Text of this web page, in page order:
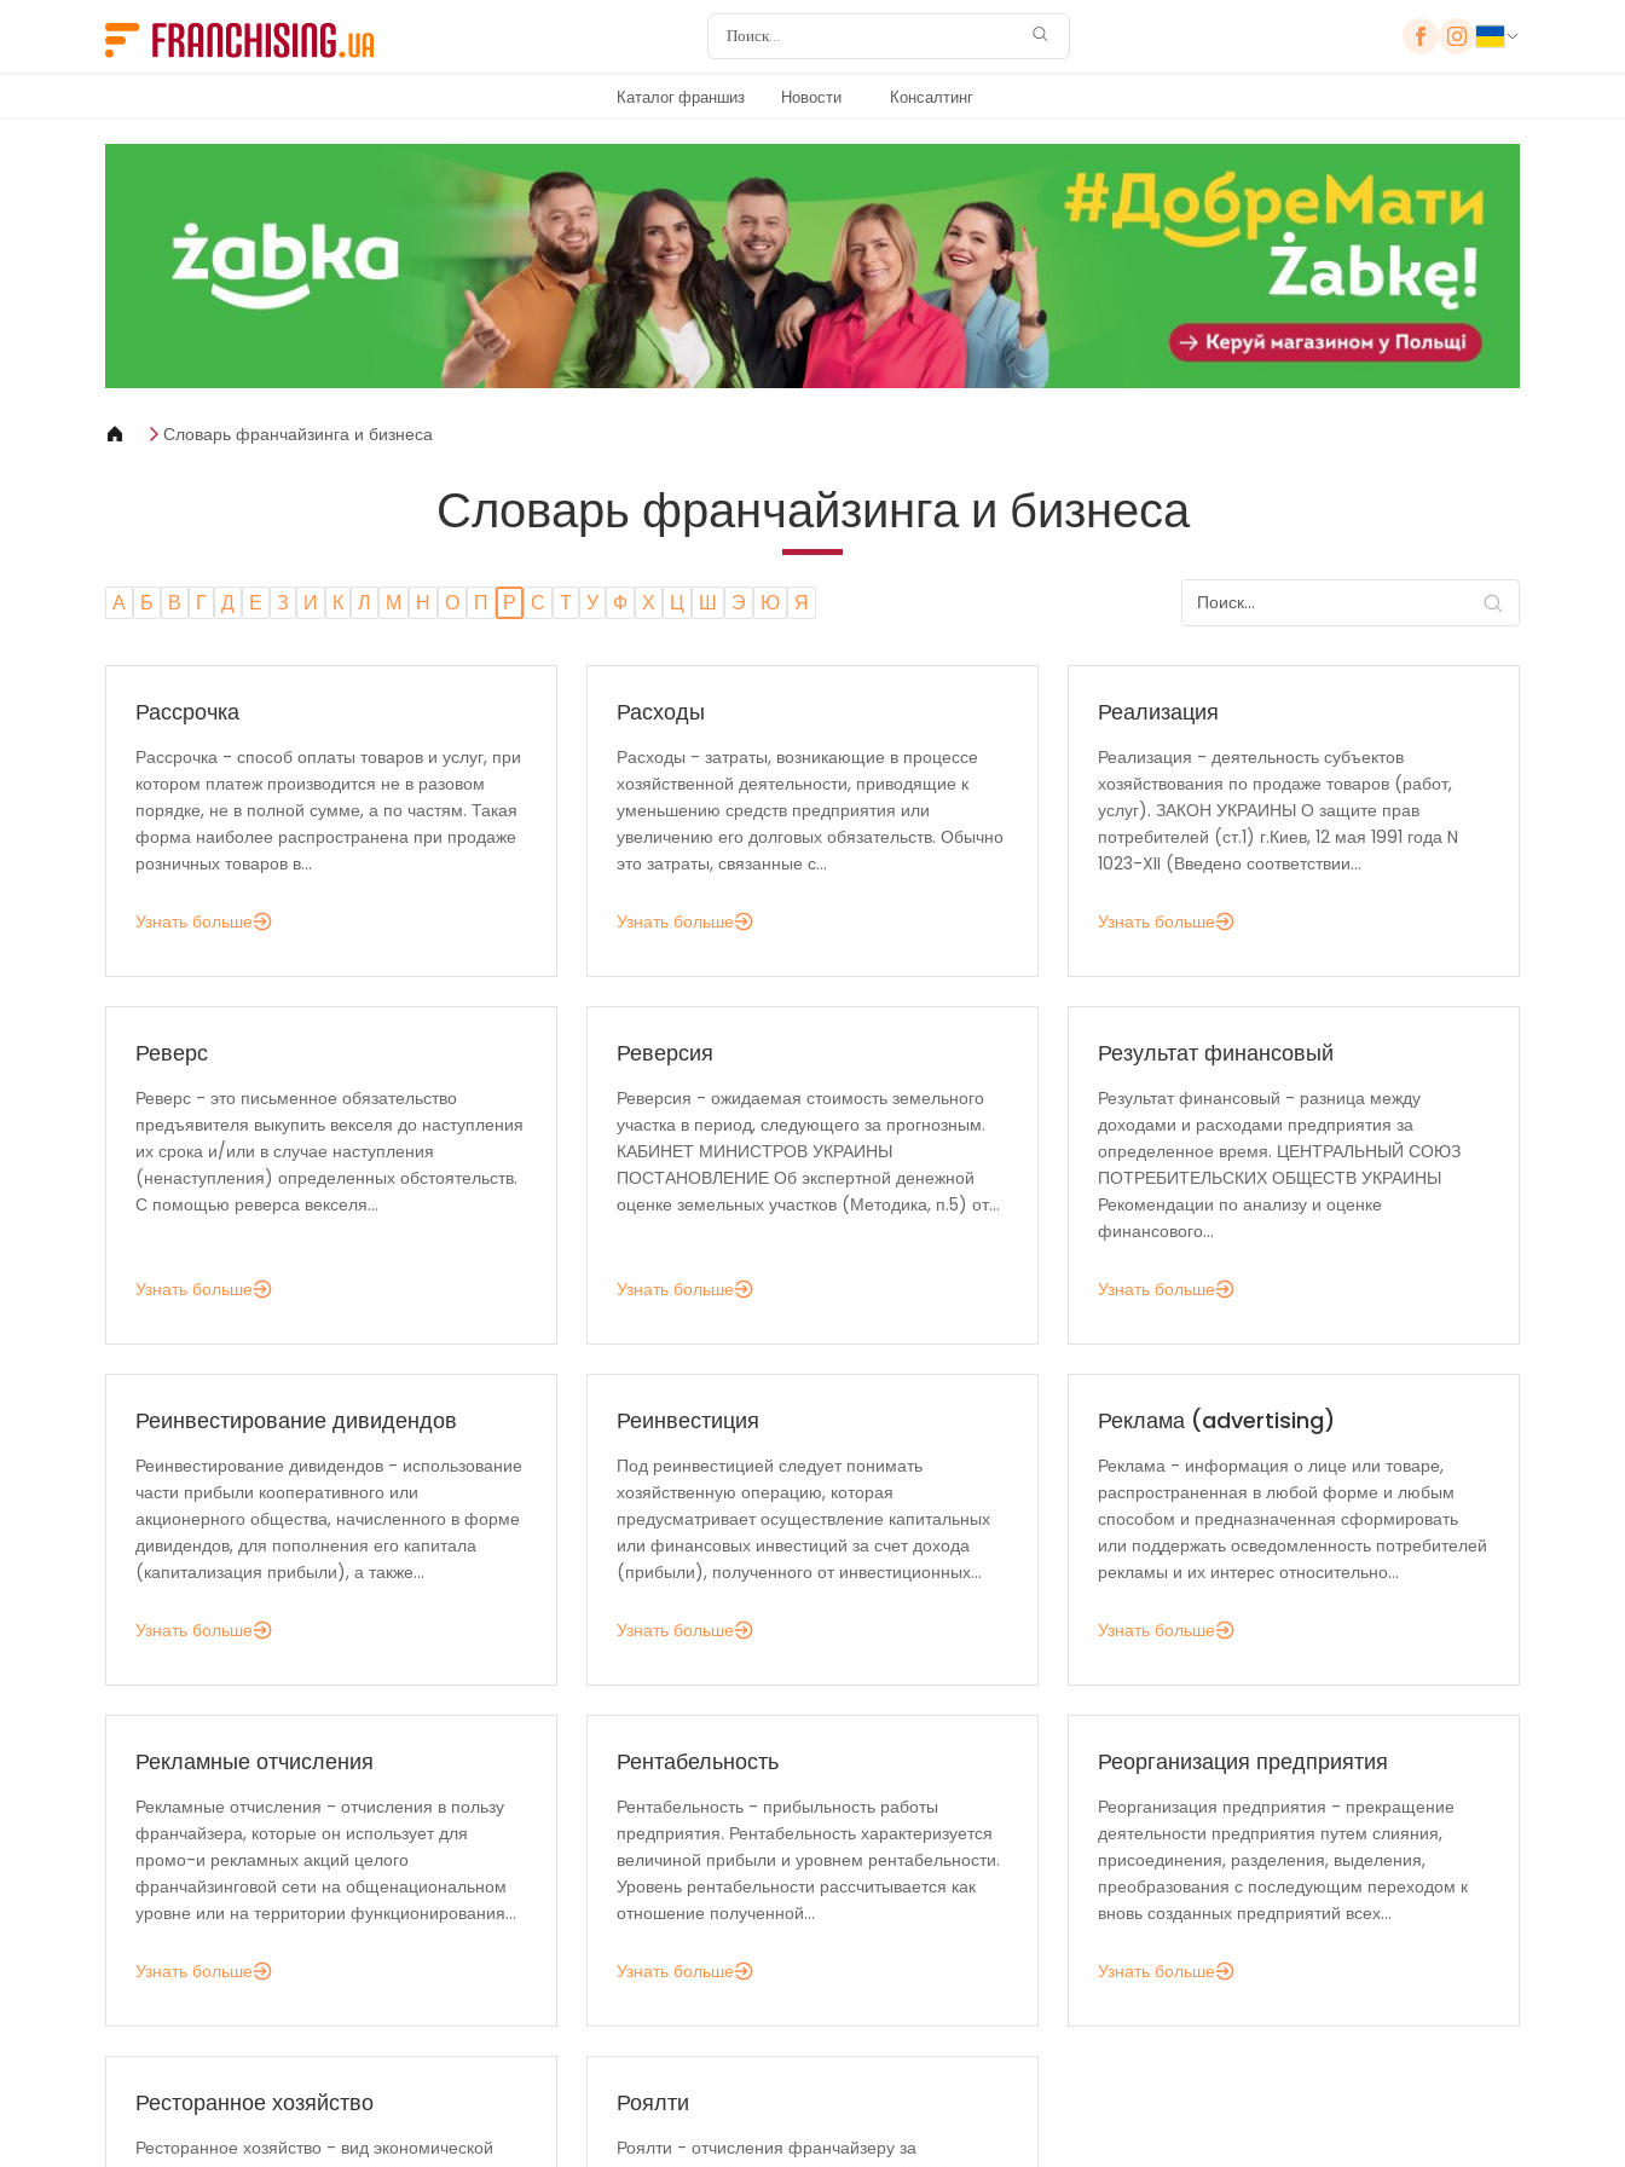
Каталог франшиз Новости Консалтинг
Словарь франчайзинга и бизнеса
Словарь франчайзинга и бизнеса
А Б В Г Д Е З И К Л М Н О П Р С Т У Ф Х Ц Ш Э Ю Я
Рассрочка
Рассрочка - способ оплаты товаров и услуг, при
котором платеж производится не в разовом
порядке, не в полной сумме, а по частям. Такая
форма наиболее распространена при продаже
розничных товаров в...
Узнать больше
Расходы
Расходы - затраты, возникающие в процессе
хозяйственной деятельности, приводящие к
уменьшению средств предприятия или
увеличению его долговых обязательств. Обычно
это затраты, связанные с...
Узнать больше
Реализация
Реализация - деятельность субъектов
хозяйствования по продаже товаров (работ,
услуг). ЗАКОН УКРАИНЫ О защите прав
потребителей (ст.1) г.Киев, 12 мая 1991 года N
1023-XII (Введено соответствии...
Узнать больше
Реверс
Реверс - это письменное обязательство
предъявителя выкупить векселя до наступления
их срока и/или в случае наступления
(ненаступления) определенных обстоятельств.
С помощью реверса векселя...
Узнать больше
Реверсия
Реверсия - ожидаемая стоимость земельного
участка в период, следующего за прогнозным.
КАБИНЕТ МИНИСТРОВ УКРАИНЫ
ПОСТАНОВЛЕНИЕ Об экспертной денежной
оценке земельных участков (Методика, п.5) от...
Узнать больше
Результат финансовый
Результат финансовый - разница между
доходами и расходами предприятия за
определенное время. ЦЕНТРАЛЬНЫЙ СОЮЗ
ПОТРЕБИТЕЛЬСКИХ ОБЩЕСТВ УКРАИНЫ
Рекомендации по анализу и оценке
финансового...
Узнать больше
Реинвестирование дивидендов
Реинвестирование дивидендов - использование
части прибыли кооперативного или
акционерного общества, начисленного в форме
дивидендов, для пополнения его капитала
(капитализация прибыли), а также...
Узнать больше
Реинвестиция
Под реинвестицией следует понимать
хозяйственную операцию, которая
предусматривает осуществление капитальных
или финансовых инвестиций за счет дохода
(прибыли), полученного от инвестиционных...
Узнать больше
Реклама (advertising)
Реклама - информация о лице или товаре,
распространенная в любой форме и любым
способом и предназначенная сформировать
или поддержать осведомленность потребителей
рекламы и их интерес относительно...
Узнать больше
Рекламные отчисления
Рекламные отчисления - отчисления в пользу
франчайзера, которые он использует для
промо-и рекламных акций целого
франчайзинговой сети на общенациональном
уровне или на территории функционирования...
Узнать больше
Рентабельность
Рентабельность - прибыльность работы
предприятия. Рентабельность характеризуется
величиной прибыли и уровнем рентабельности.
Уровень рентабельности рассчитывается как
отношение полученной...
Узнать больше
Реорганизация предприятия
Реорганизация предприятия - прекращение
деятельности предприятия путем слияния,
присоединения, разделения, выделения,
преобразования с последующим переходом к
вновь созданных предприятий всех...
Узнать больше
Ресторанное хозяйство
Ресторанное хозяйство - вид экономической
Роялти
Роялти - отчисления франчайзеру за